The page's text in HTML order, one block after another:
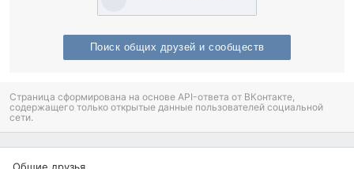
Поиск общих друзей и сообщест
Страница сформирована на основе API-ответа от ВКонтакте,
содержащего только открытые данные пользователей социальной
сети.